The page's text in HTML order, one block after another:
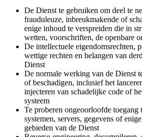
De Dienst te gebruiken om deel te
frauduleuze, inbreukmakende of
enige inhoud te verspreiden die in
wetten, voorschriften, de openbare
De intellectuele eigendomsrechten,
wettige rechten en belangen van
Dienst
De normale werking van de Dienst
of beschadigen, inclusief het
injecteren van schadelijke code of
systeem
Te proberen ongeoorloofde toegang
systemen, servers, gegevens of
gebieden van de Dienst